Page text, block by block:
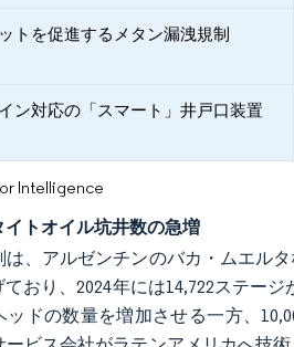
トを促進するメタン漏洩規制
ン対応の「スマート」井戸口装置
Intelligence
イトオイル坑井数の急増
は、アルゼンチンのバカ・ムエル
おり、2024年には14,722ステー
ッドの数量を増加させる一方、